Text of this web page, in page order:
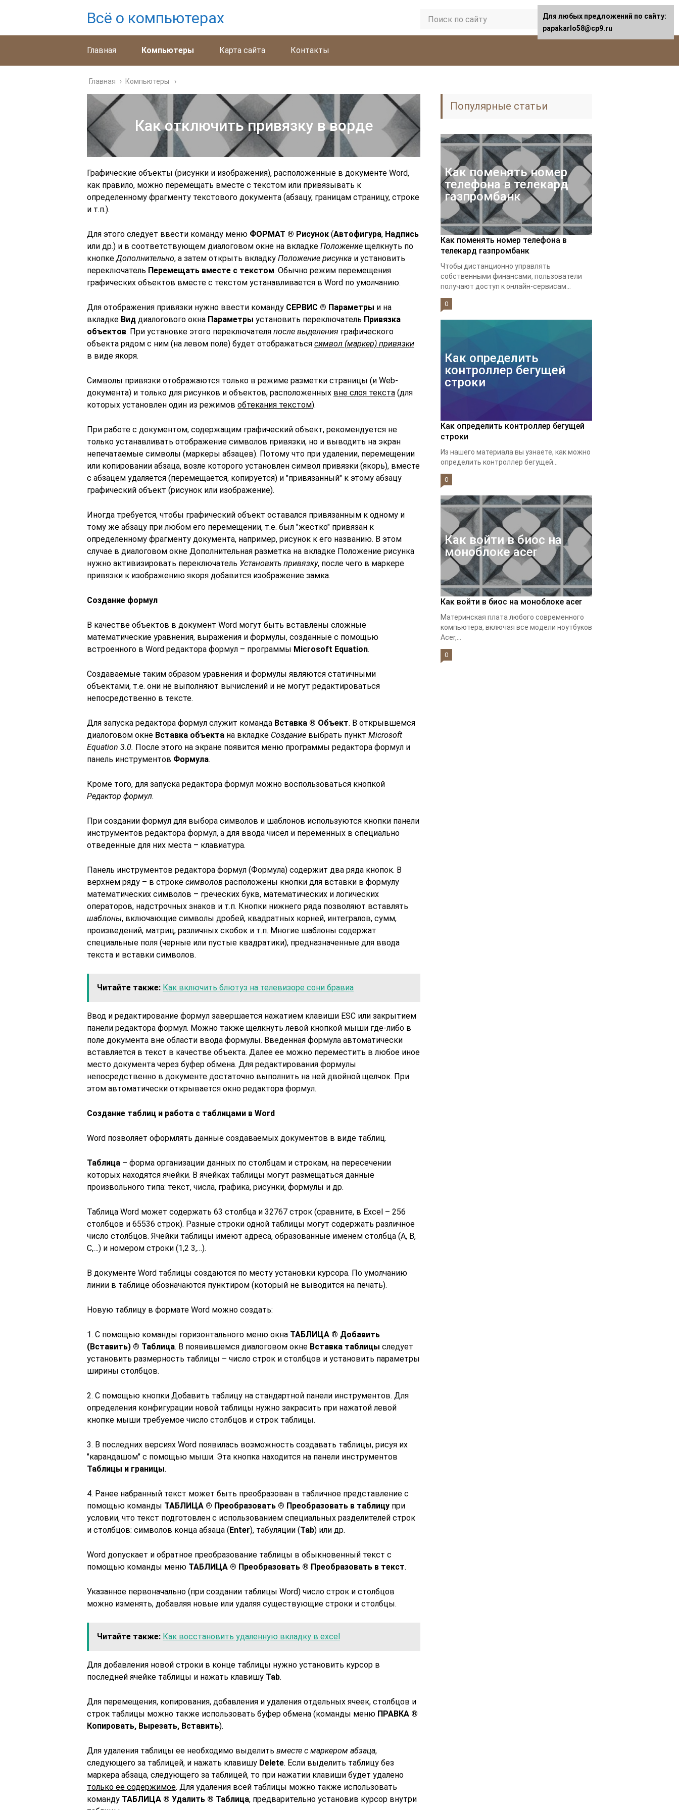
Всё о компьютерах
Главная Компьютеры Карта сайта Контакты
Главная › Компьютеры
Как отключить привязку в ворде
Графические объекты (рисунки и изображения), расположенные в документе Word,
как правило, можно перемещать вместе с текстом или привязывать к
определенному фрагменту текстового документа (абзацу, границам страницу, строке
и т.п.).
Для этого следует ввести команду меню ФОРМАТ ® Рисунок (Автофигура, Надпись
или др.) и в соответствующем диалоговом окне на вкладке Положение щелкнуть по
кнопкеДополнительно, а затем открыть вкладку Положение рисунка и установить
переключатель Перемещать вместе с текстом. Обычно режим перемещения
графических объектов вместе с текстом устанавливается в Word по умолчанию.
Для отображения привязки нужно ввести команду СЕРВИС ® Параметры и на
вкладке Вид диалогового окна Параметры установить переключатель Привязка
объектов. При установке этого переключателя после выделения графического
объекта рядом с ним (на левом поле) будет отображаться символ (маркер) привязки
в виде якоря.
Символы привязки отображаются только в режиме разметки страницы (и Web-
документа) и только для рисунков и объектов, расположенных вне слоя текста (для
которых установлен один из режимов обтекания текстом).
При работе с документом, содержащим графический объект, рекомендуется не
только устанавливать отображение символов привязки, но и выводить на экран
непечатаемые символы (маркеры абзацев). Потому что при удалении, перемещении
или копировании абзаца, возле которого установлен символ привязки (якорь), вместе
с абзацем удаляется (перемещается, копируется) и "привязанный" к этому абзацу
графический объект (рисунок или изображение).
Иногда требуется, чтобы графический объект оставался привязанным к одному и
тому же абзацу при любом его перемещении, т.е. был "жестко" привязан к
определенному фрагменту документа, например, рисунок к его названию. В этом
случае в диалоговом окне Дополнительная разметка на вкладке Положение рисунка
нужно активизировать переключатель Установить привязку, после чего в маркере
привязки к изображению якоря добавится изображение замка.
Создание формул
В качестве объектов в документ Word могут быть вставлены сложные
математические уравнения, выражения и формулы, созданные с помощью
встроенного в Word редактора формул – программы Microsoft Equation.
Создаваемые таким образом уравнения и формулы являются статичными
объектами, т.е. они не выполняют вычислений и не могут редактироваться
непосредственно в тексте.
Для запуска редактора формул служит команда Вставка ® Объект. В открывшемся
диалоговом окне Вставка объекта на вкладке Создание выбрать пункт Microsoft
Equation 3.0. После этого на экране появится меню программы редактора формул и
панель инструментов Формула.
Кроме того, для запуска редактора формул можно воспользоваться кнопкой
Редактор формул.
При создании формул для выбора символов и шаблонов используются кнопки панели
инструментов редактора формул, а для ввода чисел и переменных в специально
отведенные для них места – клавиатура.
Панель инструментов редактора формул (Формула) содержит два ряда кнопок. В
верхнем ряду – в строке символов расположены кнопки для вставки в формулу
математических символов – греческих букв, математических и логических
операторов, надстрочных знаков и т.п. Кнопки нижнего ряда позволяют вставлять
шаблоны, включающие символы дробей, квадратных корней, интегралов, сумм,
произведений, матриц, различных скобок и т.п. Многие шаблоны содержат
специальные поля (черные или пустые квадратики), предназначенные для ввода
текста и вставки символов.
Читайте также: Как включить блютуз на телевизоре сони бравиа
Ввод и редактирование формул завершается нажатием клавиши ESC или закрытием
панели редактора формул. Можно также щелкнуть левой кнопкой мыши где-либо в
поле документа вне области ввода формулы. Введенная формула автоматически
вставляется в текст в качестве объекта. Далее ее можно переместить в любое иное
место документа через буфер обмена. Для редактирования формулы
непосредственно в документе достаточно выполнить на ней двойной щелчок. При
этом автоматически открывается окно редактора формул.
Создание таблиц и работа с таблицами в Word
Word позволяет оформлять данные создаваемых документов в виде таблиц.
Таблица – форма организации данных по столбцам и строкам, на пересечении
которых находятся ячейки. В ячейках таблицы могут размещаться данные
произвольного типа: текст, числа, графика, рисунки, формулы и др.
Таблица Word может содержать 63 столбца и 32767 строк (сравните, в Excel – 256
столбцов и 65536 строк). Разные строки одной таблицы могут содержать различное
число столбцов. Ячейки таблицы имеют адреса, образованные именем столбца (A, B,
C,…) и номером строки (1,2 3,…).
В документе Word таблицы создаются по месту установки курсора. По умолчанию
линии в таблице обозначаются пунктиром (который не выводится на печать).
Новую таблицу в формате Word можно создать:
1. С помощью команды горизонтального меню окна ТАБЛИЦА ® Добавить
(Вставить) ® Таблица. В появившемся диалоговом окне Вставка таблицы следует
установить размерность таблицы – число строк и столбцов и установить параметры
ширины столбцов.
2. С помощью кнопки Добавить таблицу на стандартной панели инструментов. Для
определения конфигурации новой таблицы нужно закрасить при нажатой левой
кнопке мыши требуемое число столбцов и строк таблицы.
3. В последних версиях Word появилась возможность создавать таблицы, рисуя их
"карандашом" с помощью мыши. Эта кнопка находится на панели инструментов
Таблицы и границы.
4. Ранее набранный текст может быть преобразован в табличное представление с
помощью команды ТАБЛИЦА ® Преобразовать ® Преобразовать в таблицу при
условии, что текст подготовлен с использованием специальных разделителей строк
и столбцов: символов конца абзаца (Enter), табуляции (Tab) или др.
Word допускает и обратное преобразование таблицы в обыкновенный текст с
помощью команды меню ТАБЛИЦА ® Преобразовать ® Преобразовать в текст.
Указанное первоначально (при создании таблицы Word) число строк и столбцов
можно изменять, добавляя новые или удаляя существующие строки и столбцы.
Читайте также: Как восстановить удаленную вкладку в excel
Для добавления новой строки в конце таблицы нужно установить курсор в
последней ячейке таблицы и нажать клавишу Tab.
Для перемещения, копирования, добавления и удаления отдельных ячеек, столбцов и
строк таблицы можно также использовать буфер обмена (команды меню ПРАВКА ®
Копировать, Вырезать, Вставить).
Для удаления таблицы ее необходимо выделить вместе с маркером абзаца,
следующего за таблицей, и нажать клавишу Delete. Если выделить таблицу без
маркера абзаца, следующего за таблицей, то при нажатии клавиши будет удалено
только ее содержимое. Для удаления всей таблицы можно также использовать
команду ТАБЛИЦА ® Удалить ® Таблица, предварительно установив курсор внутри
Популярные статьи
Как поменять номер
телефона в телекард
газпромбанк
Как поменять номер телефона в
телекард газпромбанк
Чтобы дистанционно управлять
собственными финансами, пользователи
получают доступ к онлайн-сервисам...
0
Как определить
контроллер бегущей
строки
Как определить контроллер бегущей
строки
Из нашего материала вы узнаете, как можно
определить контроллер бегущей...
0
Как войти в биос на
моноблоке acer
Как войти в биос на моноблоке acer
Материнская плата любого современного
компьютера, включая все модели ноутбуков
Acer,...
0
Для любых предложений по сайту:
papakarlo58@cp9.ru